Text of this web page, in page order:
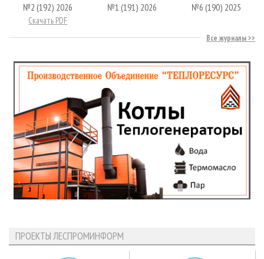
№2 (192) 2026
Скачать PDF
№1 (191) 2026 №6 (190) 2025
Все журналы
ПРОЕКТЫ ЛЕСПРОМИНФОРМ